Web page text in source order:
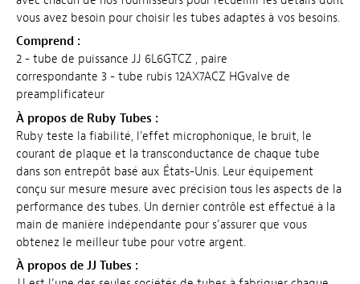
vous avez besoin pour choisir les tubes adaptés à vos besoins.
Comprend :
2 - tube de puissance JJ 6L6GTCZ , paire
correspondante 3 - tube rubis 12AX7ACZ HGvalve de
preamplificateur
À propos de Ruby Tubes :
Ruby teste la fiabilité, l’effet microphonique, le bruit, le
courant de plaque et la transconductance de chaque tube
dans son entrepôt basé aux États-Unis. Leur équipement
conçu sur mesure mesure avec précision tous les aspects de la
performance des tubes. Un dernier contrôle est effectué à la
main de manière indépendante pour s’assurer que vous
obtenez le meilleur tube pour votre argent.
À propos de JJ Tubes :